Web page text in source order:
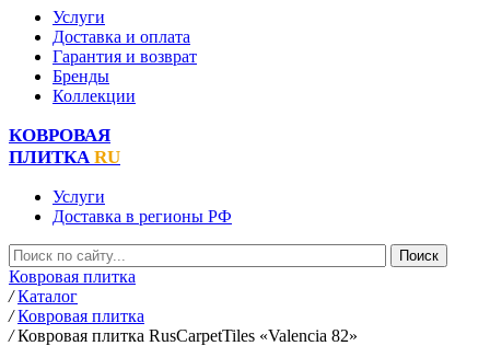
Услуги
Доставка и оплата
Гарантия и возврат
Бренды
Коллекции
КОВРОВАЯ
ПЛИТКА RU
Услуги
Доставка в регионы РФ
Ковровая плитка
/ Каталог
/ Ковровая плитка
/ Ковровая плитка RusCarpetTiles «Valencia 82»